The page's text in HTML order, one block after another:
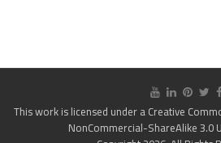
Creative
NonCommercial-ShareAlike 3.0